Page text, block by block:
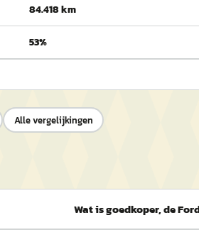
84.418 km
53%
Alle vergelijkingen
Wat is goedkoper, de